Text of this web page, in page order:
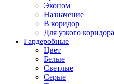
Эконом
Назначение
В коридор
Для узкого коридора
Гардеробные
Цвет
Белые
Светлые
Серые